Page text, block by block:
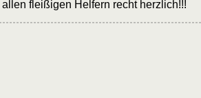
fleißigen Helfern recht herzlich!!!